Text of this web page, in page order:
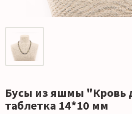
Бусы из яшмы "Кровь
таблетка 14*10 мм